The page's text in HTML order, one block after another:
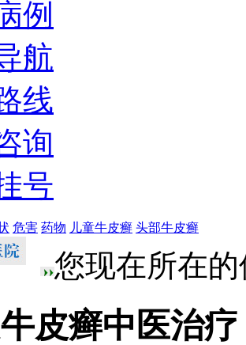
例
航
线
询
号
危害 药物 儿童牛皮癣 头部牛皮癣
您现在所在
皮癣中医治疗